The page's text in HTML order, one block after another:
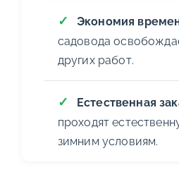
Экономия
садовода
других работ.
Естественная
проходят
зимним условиям.